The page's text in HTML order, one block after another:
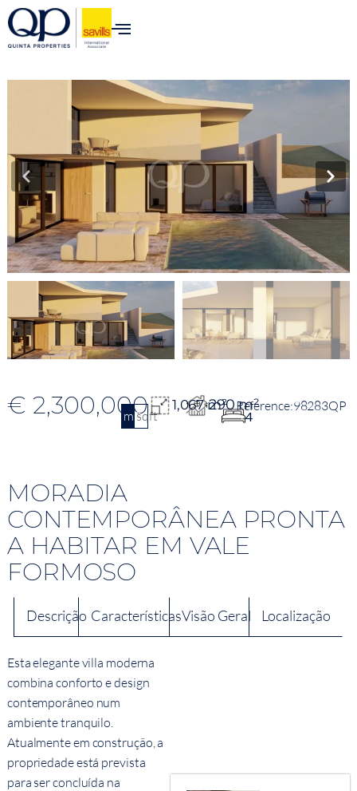
€ 2,300,000
m2sqft
1,067 m²290 m²
4
98283QP
MORADIA
CONTEMPORÂNEA PRONTA
A HABITAR EM VALE
FORMOSO
Descrição CaracterísticasVisão Geral Localização
Esta elegante villa moderna
combina conforto e design
contemporâneo num
ambiente tranquilo.
Atualmente em construção, a
propriedade está prevista
para ser concluída na